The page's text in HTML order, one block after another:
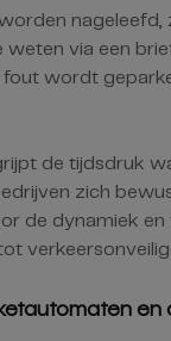
weten via een
wordt
de tijdsdruk
zich
de dynamiek